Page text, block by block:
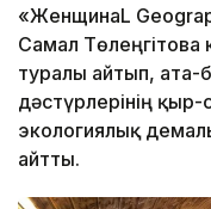
«ЖенщинаL
Самал
туралы айтып, ата-
дәстүрлерінің
экологиялық
айтты.